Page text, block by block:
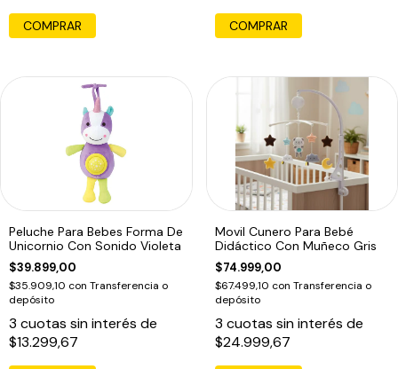
Peluche Para Bebes Forma De
Unicornio Con Sonido Violeta
$39.899,00
$35.909,10 con Transferencia o
depósito
3 cuotas sin interés de
$13.299,67
Movil Cunero Para Bebé
Didáctico Con Muñeco Gris
$74.999,00
$67.499,10 con Transferencia o
depósito
3 cuotas sin interés de
$24.999,67